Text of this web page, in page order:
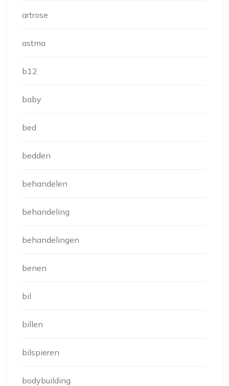
artrose
astma
b12
baby
bed
bedden
behandelen
behandeling
behandelingen
benen
bil
billen
bilspieren
bodybuilding